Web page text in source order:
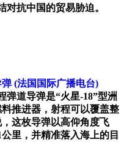
抗中国的贸易胁迫。
弹 (法国国际广播电台)
弹道导弹是“火星-18”型洲
推进器，射程可以覆盖整
这枚导弹以高仰角度飞
里，并精准落入海上的目